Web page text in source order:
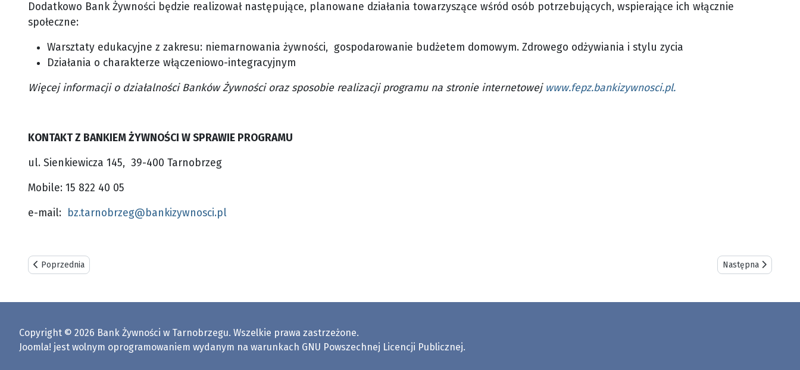
Dodatkowo Bank Żywności będzie realizował następujące, planowane działania towarzyszące wśród osób potrzebujących, wspierające ich włącznie
społeczne:
Warsztaty edukacyjne z zakresu: niemarnowania żywności, gospodarowanie budżetem domowym. Zdrowego odżywiania i stylu zycia
Działania o charakterze włączeniowo-integracyjnym
Więcej informacji o działalności Banków Żywności oraz sposobie realizacji programu na stronie internetowej www.fepz.bankizywnosci.pl.
KONTAKT Z BANKIEM ŻYWNOŚCI W SPRAWIE PROGRAMU
ul. Sienkiewicza 145, 39-400 Tarnobrzeg
Mobile: 15 822 40 05
e-mail: bz.tarnobrzeg@bankizywnosci.pl
Poprzednia strona: Lista OPL
Poprzednia Następna strona:
Następna
Copyright © 2026 Bank Żywności w Tarnobrzegu. Wszelkie prawa zastrzeżone.
Joomla! jest wolnym oprogramowaniem wydanym na warunkach GNU Powszechnej Licencji Publicznej.